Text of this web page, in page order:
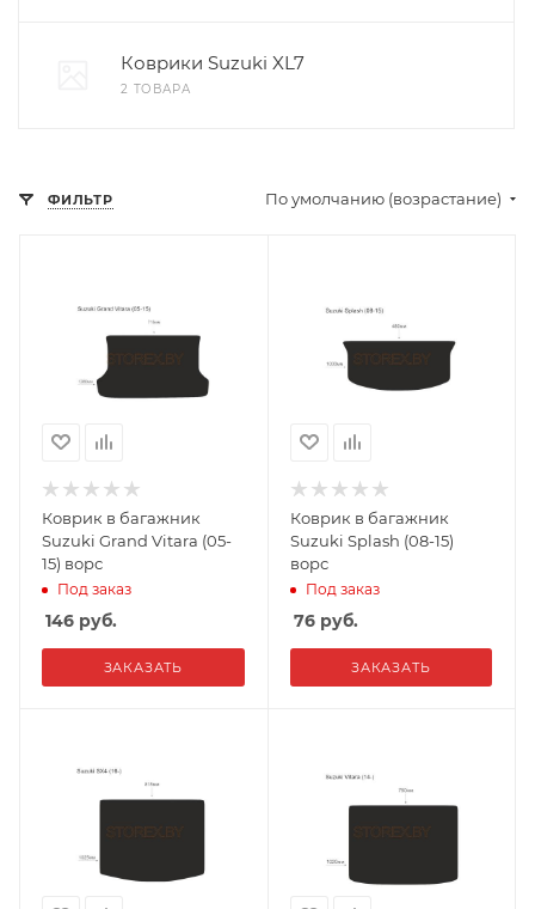
Коврики Suzuki XL7
2 ТОВАРА
ФИЛЬТР По умолчанию (возрастание)
Коврик в багажник
Suzuki Grand Vitara (05-
15) ворс
Под заказ
146 руб.
ЗАКАЗАТЬ
Коврик в багажник
Suzuki Splash (08-15)
ворс
Под заказ
76руб.
ЗАКАЗАТЬ